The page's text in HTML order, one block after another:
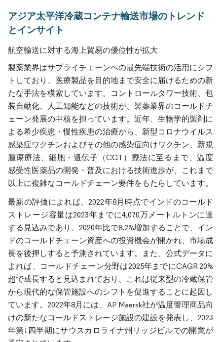
アジア太平洋冷蔵コンテナ輸送市場のトレンド
とインサイト
航空輸送に対する海上貿易の優位性が拡大
製薬業界はサプライチェーンへの最先端技術の活用にシフ
トしており、医療製品を目的地まで安全に届けるための新
たな手法を模索しています。コントロールタワー技術、包
装自動化、人工知能などの技術が、製薬業界のコールドチ
ェーン発展の中核を担っています。近年、生物学的製剤に
よる希少疾患・慢性疾患の治療から、新型コロナウイルス
感染症ワクチンおよびその他の感染症向けワクチン、新規
腫瘍療法、細胞・遺伝子（CGT）療法に至るまで、温度
感受性医薬品の開発・普及における技術進歩が、これまで
以上に複雑なコールドチェーン要件をもたらしています。
最新の評価によれば、2022年8月時点でインドのコールド
ストレージ容量は2023年までに4,070万メートルトンに達
する見込みであり、2020年比で8.2%増加することで、イン
ドのコールドチェーン資産への投資機会が開かれ、市場成
長を後押しすると予測されています。また、公式データに
よれば、コールドチェーン分野は2025年までにCAGR 20%
超で成長すると見込まれており、これは従来型の冷蔵保管
から現代的な保管施設へのシフトを促進することに起因し
ています。2022年8月には、AP Maersk社が温度管理商品向
けの新たなコールドストレージ施設の建設を発表し、2023
年第1四半期にサウスカロライナ州リッジビルでの開業が